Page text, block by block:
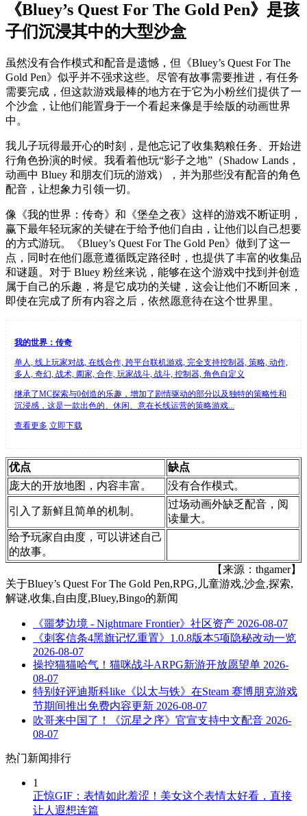
《Bluey’s Quest For The Gold Pen》是孩
子们沉浸其中的大型沙盒
虽然没有合作模式和配音是遗憾，但《Bluey’s Quest For The
Gold Pen》似乎并不强求这些。尽管有故事需要推进，有任务
需要完成，但这款游戏最棒的地方在于它为小粉丝们提供了一
个沙盒，让他们能置身于一个看起来像是手绘版的动画世界
中。
我儿子玩得最开心的时刻，是他忘记了收集鹅粮任务、开始进
行角色扮演的时候。我看着他玩“影子之地”（Shadow Lands，
动画中 Bluey 和朋友们玩的游戏），并为那些没有配音的角色
配音，让想象力引领一切。
像《我的世界：传奇》和《堡垒之夜》这样的游戏不断证明，
赢下最年轻玩家的关键在于给予他们自由，让他们以自己想要
的方式游玩。《Bluey’s Quest For The Gold Pen》做到了这一
点，同时在他们愿意遵循既定路径时，也提供了丰富的收集品
和谜题。对于 Bluey 粉丝来说，能够在这个游戏中找到并创造
属于自己的乐趣，将是它成功的关键，这会让他们不断回来，
即使在完成了所有内容之后，依然愿意待在这个世界里。
我的世界：传奇
单人, 线上玩家对战, 在线合作, 跨平台联机游戏, 完全支持控制器, 策略, 动作,
多人, 奇幻, 战术, 阖家, 合作, 玩家战斗, 战斗, 控制器, 角色自定义
继承了MC探索与0创造的乐趣，增加了剧情驱动的部分以及独特的策略性和
沉浸感，这是一款出色的、休闲、意在长线运营的策略游戏...
查看更多 立即下载
优点
缺点
庞大的开放地图，内容丰富。
没有合作模式。
引入了新鲜且简单的机制。
过场动画外缺乏配音，阅
读量大。
给予玩家自由度，可以讲述自己
的故事。
【来源：thgamer】
关于Bluey’s Quest For The Gold Pen,RPG,儿童游戏,沙盒,探索,
解谜,收集,自由度,Bluey,Bingo的新闻
《噩梦边境 - Nightmare Frontier》社区资产 2026-08-07
《刺客信条4黑旗记忆重置》1.0.8版本5项隐秘改动一览
2026-08-07
操控猫猫哈气！猫咪战斗ARPG新游开放愿望单 2026-
08-07
特别好评迪斯科like《以太与铁》在Steam 赛博朋克游戏
节期间推出免费内容更新 2026-08-07
吹哥来中国了！《沉星之序》官宣支持中文配音 2026-
08-07
热门新闻排行
1
正惊GIF：表情如此羞涩！美女这个表情太好看，直接
让人遐想连篇